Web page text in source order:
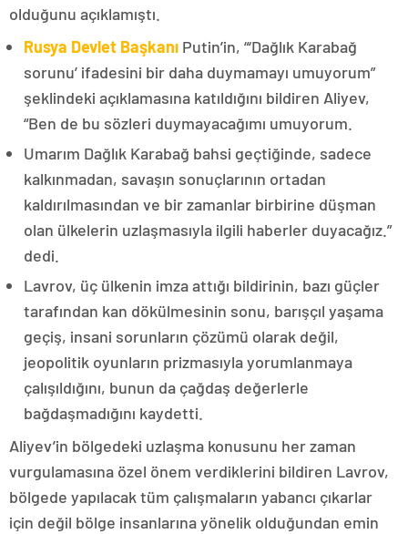
olduğunu açıklamıştı.
Rusya Devlet Başkanı Putin’in, “‘Dağlık Karabağ
sorunu’ ifadesini bir daha duymamayı umuyorum”
şeklindeki açıklamasına katıldığını bildiren Aliyev,
“Ben de bu sözleri duymayacağımı umuyorum.
Umarım Dağlık Karabağ bahsi geçtiğinde, sadece
kalkınmadan, savaşın sonuçlarının ortadan
kaldırılmasından ve bir zamanlar birbirine düşman
olan ülkelerin uzlaşmasıyla ilgili haberler duyacağız.”
dedi.
Lavrov, üç ülkenin imza attığı bildirinin, bazı güçler
tarafından kan dökülmesinin sonu, barışçıl yaşama
geçiş, insani sorunların çözümü olarak değil,
jeopolitik oyunların prizmasıyla yorumlanmaya
çalışıldığını, bunun da çağdaş değerlerle
bağdaşmadığını kaydetti.
Aliyev’in bölgedeki uzlaşma konusunu her zaman
vurgulamasına özel önem verdiklerini bildiren Lavrov,
bölgede yapılacak tüm çalışmaların yabancı çıkarlar
için değil bölge insanlarına yönelik olduğundan emin